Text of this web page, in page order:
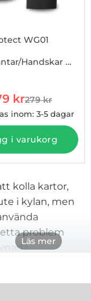
WG01
Handskar M
pris
krtidigare pris
279 kr
inom: 3-5 dagar
i varukorg
Läs mer
kolla kartor,
i kylan, men
problem
i